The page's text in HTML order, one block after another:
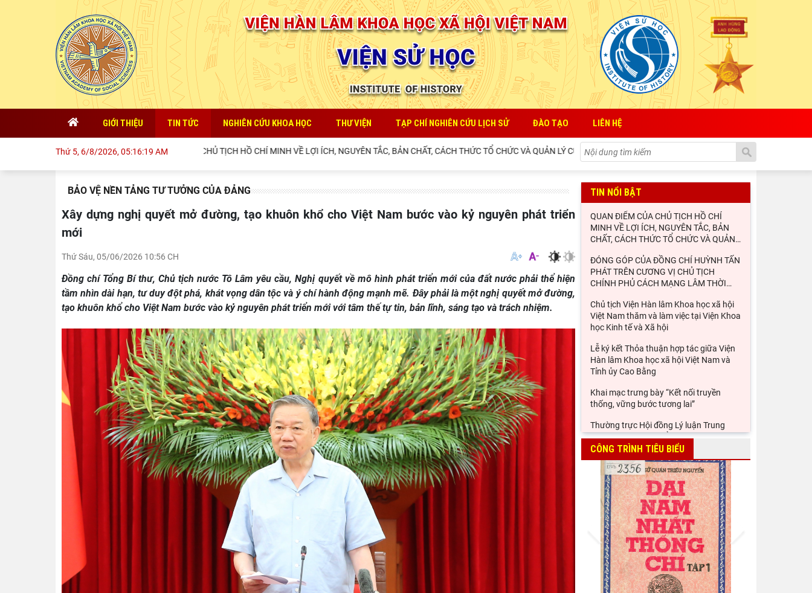
GIỚI THIỆU TIN TỨC NGHIÊN CỨU KHOA HỌC THƯ VIỆN TẠP CHÍ NGHIÊN CỨU LỊCH SỬ ĐÀO TẠO LIÊN HỆ
Thứ 5, 6/8/2026, 05:16:21 AM
QUAN ĐIỂM CỦA CHỦ TỊCH HỒ CHÍ MINH VỀ LỢI ÍCH, NGUYÊN TẮC, BẢN CHẤT, CÁCH THỨC TỔ CHỨC VÀ QUẢN LÝ CỦA NHÀ NƯỚC ĐỐI VỚI SỰ PHÁT TRIỂN HỢP TÁC XÃ
BẢO VỆ NỀN TẢNG TƯ TƯỞNG CỦA ĐẢNG
Xây dựng nghị quyết mở đường, tạo khuôn khổ cho Việt Nam bước vào kỷ nguyên phát triển
mới
Thứ Sáu, 05/06/2026 10:56 CH
Đồng chí Tổng Bí thư, Chủ tịch nước Tô Lâm yêu cầu, Nghị quyết về mô hình phát triển mới của đất nước phải thể hiện
tầm nhìn dài hạn, tư duy đột phá, khát vọng dân tộc và ý chí hành động mạnh mẽ. Đây phải là một nghị quyết mở đường,
tạo khuôn khổ cho Việt Nam bước vào kỷ nguyên phát triển mới với tâm thế tự tin, bản lĩnh, sáng tạo và trách nhiệm.
TIN NỔI BẬT
QUAN ĐIỂM CỦA CHỦ TỊCH HỒ CHÍ
MINH VỀ LỢI ÍCH, NGUYÊN TẮC, BẢN
CHẤT, CÁCH THỨC TỔ CHỨC VÀ QUẢN…
ĐÓNG GÓP CỦA ĐỒNG CHÍ HUỲNH TẤN
PHÁT TRÊN CƯƠNG VỊ CHỦ TỊCH
CHÍNH PHỦ CÁCH MẠNG LÂM THỜI…
Chủ tịch Viện Hàn lâm Khoa học xã hội
Việt Nam thăm và làm việc tại Viện Khoa
học Kinh tế và Xã hội
Lễ ký kết Thỏa thuận hợp tác giữa Viện
Hàn lâm Khoa học xã hội Việt Nam và
Tỉnh ủy Cao Bằng
Khai mạc trưng bày “Kết nối truyền
thống, vững bước tương lai”
Thường trực Hội đồng Lý luận Trung
ương làm việc với Tiểu ban Văn hóa - Xã
hội - Văn học, nghệ
Đảng ủy Viện Hàn lâm Khoa học xã hội
Việt Nam tổ chức Hội nghị Tập huấn
nghiệp vụ công tác kiểm
Viện Sử học tham gia Hội thảo khoa học
quốc gia "Danh nhân văn hóa Lê Quý
Đôn - Di sản và giá trị
Hội thảo khoa học quốc gia “Danh nhân
văn hóa Lê Quý Đôn - Di sản và giá trị
thời đại”
CÔNG TRÌNH TIÊU BIỂU
Next